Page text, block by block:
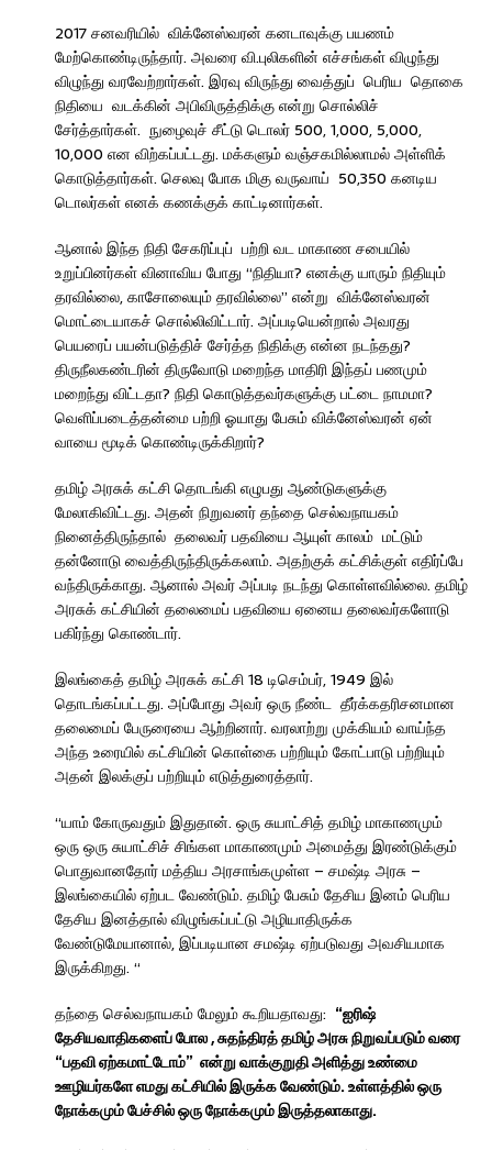
2017 சனவரியில் விக்னேஸ்வரன் கனடாவுக்கு பயணம்
மேற்கொண்டிருந்தார். அவரை வி.புலிகளின் எச்சங்கள் விழுந்து
விழுந்து வரவேற்றார்கள். இரவு விருந்து வைத்துப் பெரிய தொகை
நிதியை வடக்கின் அபிவிருத்திக்கு என்று சொல்லிச்
சேர்த்தார்கள். நுழைவுச் சீட்டு டொலர் 500, 1,000, 5,000,
10,000 என விற்கப்பட்டது. மக்களும் வஞ்சகமில்லாமல் அள்ளிக்
கொடுத்தார்கள். செலவு போக மிகு வருவாய் 50,350 கனடிய
டொலர்கள் எனக் கணக்குக் காட்டினார்கள்.
ஆனால் இந்த நிதி சேகரிப்புப் பற்றி வட மாகாண சபையில்
உறுப்பினர்கள் வினாவிய போது “நிதியா? எனக்கு யாரும் நிதியும்
தரவில்லை, காசோலையும் தரவில்லை” என்று விக்னேஸ்வரன்
மொட்டையாகச் சொல்லிவிட்டார். அப்படியென்றால் அவரது
பெயரைப் பயன்படுத்திச் சேர்த்த நிதிக்கு என்ன நடந்தது?
திருநீலகண்டரின் திருவோடு மறைந்த மாதிரி இந்தப் பணமும்
மறைந்து விட்டதா? நிதி கொடுத்தவர்களுக்கு பட்டை நாமமா?
வெளிப்படைத்தன்மை பற்றி ஓயாது பேசும் விக்னேஸ்வரன் ஏன்
வாயை மூடிக் கொண்டிருக்கிறார்?
தமிழ் அரசுக் கட்சி தொடங்கி எழுபது ஆண்டுகளுக்கு
மேலாகிவிட்டது. அதன் நிறுவனர் தந்தை செல்வநாயகம்
நினைத்திருந்தால் தலைவர் பதவியை ஆயுள் காலம் மட்டும்
தன்னோடு வைத்திருந்திருக்கலாம். அதற்குக் கட்சிக்குள் எதிர்ப்பே
வந்திருக்காது. ஆனால் அவர் அப்படி நடந்து கொள்ளவில்லை. தமிழ்
அரசுக் கட்சியின் தலைமைப் பதவியை ஏனைய தலைவர்களோடு
பகிர்ந்து கொண்டார்.
இலங்கைத் தமிழ் அரசுக் கட்சி 18 டிசெம்பர், 1949 இல்
தொடங்கப்பட்டது. அப்போது அவர் ஒரு நீண்ட தீர்க்கதரிசனமான
தலைமைப் பேருரையை ஆற்றினார். வரலாற்று முக்கியம் வாய்ந்த
அந்த உரையில் கட்சியின் கொள்கை பற்றியும் கோட்பாடு பற்றியும்
அதன் இலக்குப் பற்றியும் எடுத்துரைத்தார்.
“யாம் கோருவதும் இதுதான். ஒரு சுயாட்சித் தமிழ் மாகாணமும்
ஒரு ஒரு சுயாட்சிச் சிங்கள மாகாணமும் அமைத்து இரண்டுக்கும்
பொதுவானதோர் மத்திய அரசாங்கமுள்ள – சமஷ்டி அரசு –
இலங்கையில் ஏற்பட வேண்டும். தமிழ் பேசும் தேசிய இனம் பெரிய
தேசிய இனத்தால் விழுங்கப்பட்டு அழியாதிருக்க
வேண்டுமேயானால், இப்படியான சமஷ்டி ஏற்படுவது அவசியமாக
இருக்கிறது. “
தந்தை செல்வநாயகம் மேலும் கூறியதாவது: “ஐரிஷ்
தேசியவாதிகளைப் போல,சுதந்திரத் தமிழ் அரசு நிறுவப்படும் வரை
“பதவி ஏற்கமாட்டோம்” என்று வாக்குறுதி அளித்து உண்மை
ஊழியர்களே எமது கட்சியில் இருக்க வேண்டும். உள்ளத்தில் ஒரு
நோக்கமும் பேச்சில் ஒரு நோக்கமும் இருத்தலாகாது.